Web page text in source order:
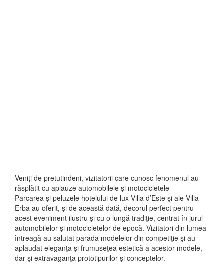
Veniţi de pretutindeni, vizitatorii care cunosc fenomenul au
răsplătit cu aplauze automobilele şi motocicletele
Parcarea şi peluzele hotelului de lux Villa d’Este şi ale Villa
Erba au oferit, şi de această dată, decorul perfect pentru
acest eveniment ilustru şi cu o lungă tradiţie, centrat în jurul
automobilelor şi motocicletelor de epocă. Vizitatori din lumea
întreagă au salutat parada modelelor din competiţie şi au
aplaudat eleganţa şi frumuseţea estetică a acestor modele,
dar şi extravaganţa prototipurilor şi conceptelor.